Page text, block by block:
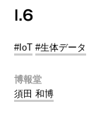
l.6
#IoT #生体データ
博報堂
須田 和博